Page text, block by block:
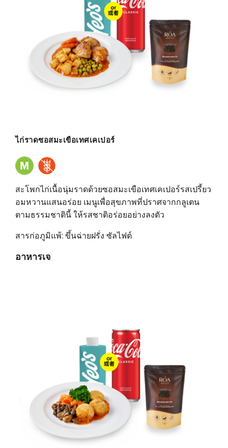
ไก่ราดซอสมะเขือเทศเคเปอร์
สะโพกไก่เนื้อนุ่มราดด้วยซอสมะเขือเทศเคเปอร์รสเปรี้ยว
อมหวานแสนอร่อย เมนูเพื่อสุขภาพที่ปราศจากกลูเตน
ตามธรรมชาตินี้ ให้รสชาติอร่อยอย่างลงตัว
สารก่อภูมิแพ้: ขึ้นฉ่ายฝรั่ง ซัลไฟต์
อาหารเจ